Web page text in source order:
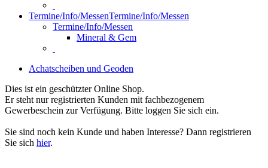
Termine/Info/MessenTermine/Info/Messen
Termine/Info/Messen
Mineral & Gem
Achatscheiben und Geoden
Dies ist ein geschützter Online Shop.
Er steht nur registrierten Kunden mit fachbezogenem
Gewerbeschein zur Verfügung. Bitte loggen Sie sich ein.
Sie sind noch kein Kunde und haben Interesse? Dann registrieren
Sie sich hier.